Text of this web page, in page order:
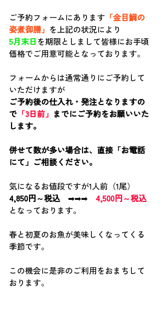
ご予約フォームにあります 「金目鯛の
姿煮御膳」 を上記の状況により
5月末日を期限としまして皆様にお手頃
価格でご用意可能となっております。
フォームからは通常通りにご予約して
いただけますが
ご予約後の仕入れ・発注となりますの
で 「3日前」 までにご予約をお願いいた
します。
併せて数が多い場合は、直接「お電話
にて」ご相談ください。
気になるお値段ですが1人前（1尾）
4,850円～税込 ➡➡➡ 4,500円～税込
となっております。
春と初夏のお魚が美味しくなってくる
季節です。
この機会に是非のご利用をおまちして
おります。